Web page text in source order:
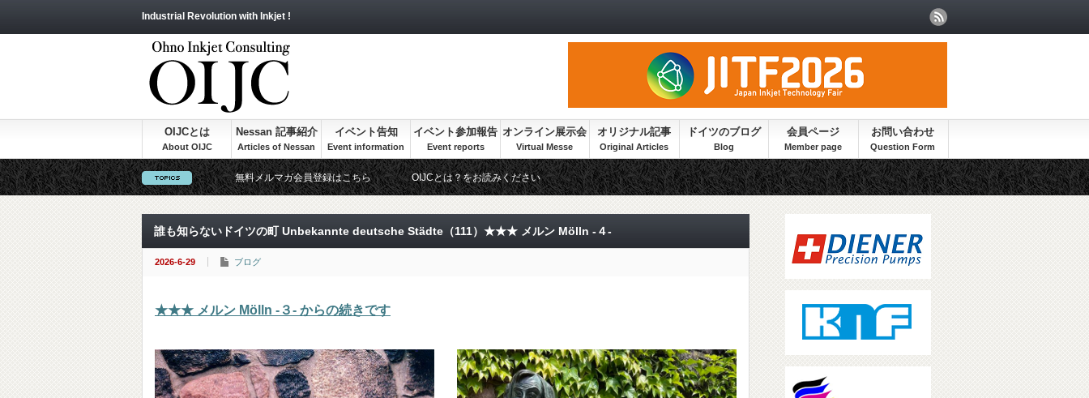
Industrial Revolution with Inkjet !
OIJCとは Nessan 記事紹介 イベント告知 イベント参加報告 オンライン展示会 オリジナル記事 ドイツのブログ 会員ページ お問い合わせ
無料メルマガ会員登録はこちら OIJCとは？をお読みください
誰も知らないドイツの町 Unbekannte deutsche Städte（111）★★★ メルン Mölln -４-
2026-6-29 ブログ
★★★ メルン Mölln -３- からの続きです